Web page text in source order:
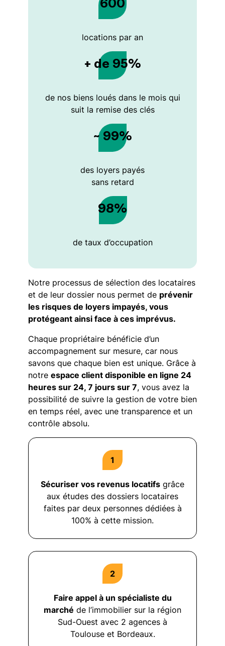
600
locations par an
+ de 95%
de nos biens loués dans le mois qui
suit la remise des clés
~ 99%
des loyers payés
sans retard
98%
de taux d’occupation
Notre processus de sélection des locataires
et de leur dossier nous permet de prévenir
les risques de loyers impayés, vous
protégeant ainsi face à ces imprévus.
Chaque propriétaire bénéficie d’un
accompagnement sur mesure, car nous
savons que chaque bien est unique. Grâce à
notre espace client disponible en ligne 24
heures sur 24, 7 jours sur 7, vous avez la
possibilité de suivre la gestion de votre bien
en temps réel, avec une transparence et un
contrôle absolu.
Sécuriser vos revenus locatifs grâce
aux études des dossiers locataires
faites par deux personnes dédiées à
100% à cette mission.
Faire appel à un spécialiste du
marché de l’immobilier sur la région
Sud-Ouest avec 2 agences à
Toulouse et Bordeaux.